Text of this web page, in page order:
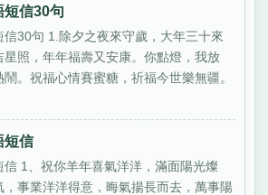
短信30句
信30句 1.除夕之夜來守歲，大年三十來
星照，年年福壽又安康。你點燈，我放
。祝福心情賽蜜糖，祈福今世樂無疆。
短信
信 1、祝你羊年喜氣洋洋，滿面陽光燦
，事業洋洋得意，晦氣揚長而去，萬事陽